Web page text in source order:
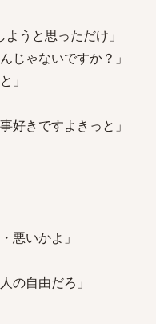
うと思っただけ」
じゃないですか？」
」
好きですよきっと」
悪いかよ」
の自由だろ」